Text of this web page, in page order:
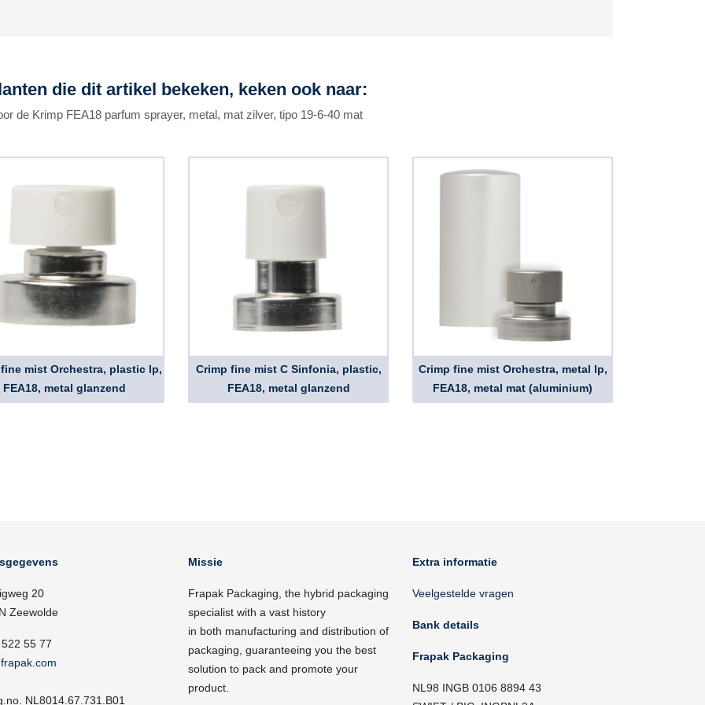
die dit artikel bekeken, keken ook naar:
de Krimp FEA18 parfum sprayer, metal, mat zilver, tipo 19-6-40 mat
mist Orchestra, plastic lp,
FEA18, metal glanzend
Crimp fine mist C Sinfonia, plastic,
FEA18, metal glanzend
Crimp fine mist Orchestra, metal lp,
FEA18, metal mat (aluminium)
20
Zeewolde
55 77
NL8014.67.731.B01
Missie
Frapak Packaging, the hybrid packaging
specialist with a vast history
in both manufacturing and distribution of
packaging, guaranteeing you the best
solution to pack and promote your
product.
Extra informatie
Veelgestelde vragen
Bank details
Frapak Packaging
NL98 INGB 0106 8894 43